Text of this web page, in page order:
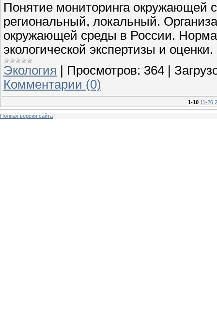
Понятие мониторинга окружающей
региональный, локальный.
окружающей среды в России.
экологической экспертизы и
Экология
Просмотров: 364
Комментарии (0)
1-10 11-20
Полная версия сайта